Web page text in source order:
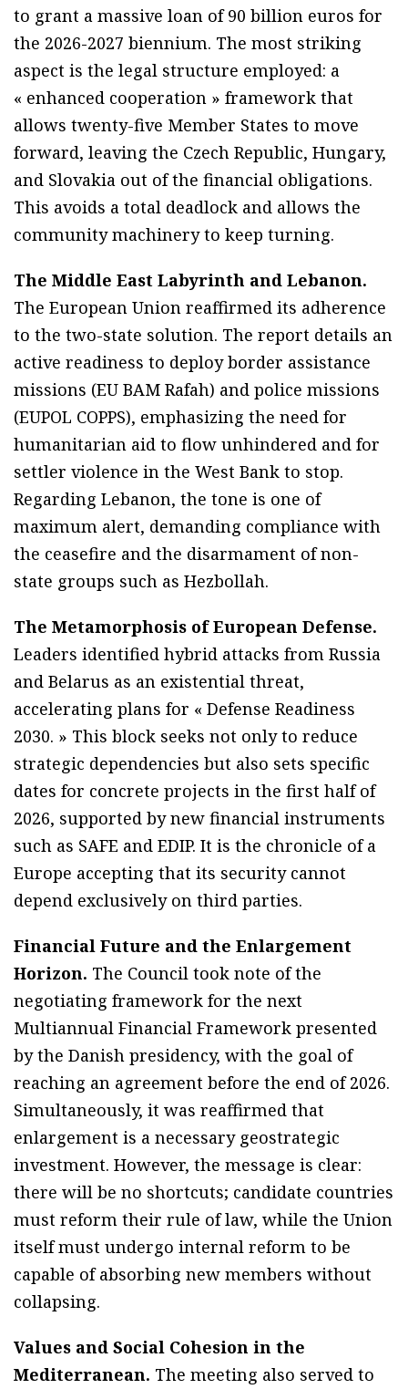
to grant a massive loan of 90 billion euros for
the 2026-2027 biennium. The most striking
aspect is the legal structure employed: a
« enhanced cooperation » framework that
allows twenty-five Member States to move
forward, leaving the Czech Republic, Hungary,
and Slovakia out of the financial obligations.
This avoids a total deadlock and allows the
community machinery to keep turning.
The Middle East Labyrinth and Lebanon.
The European Union reaffirmed its adherence
to the two-state solution. The report details an
active readiness to deploy border assistance
missions (EU BAM Rafah) and police missions
(EUPOL COPPS), emphasizing the need for
humanitarian aid to flow unhindered and for
settler violence in the West Bank to stop.
Regarding Lebanon, the tone is one of
maximum alert, demanding compliance with
the ceasefire and the disarmament of non-
state groups such as Hezbollah.
The Metamorphosis of European Defense.
Leaders identified hybrid attacks from Russia
and Belarus as an existential threat,
accelerating plans for « Defense Readiness
2030. » This block seeks not only to reduce
strategic dependencies but also sets specific
dates for concrete projects in the first half of
2026, supported by new financial instruments
such as SAFE and EDIP. It is the chronicle of a
Europe accepting that its security cannot
depend exclusively on third parties.
Financial Future and the Enlargement
Horizon. The Council took note of the
negotiating framework for the next
Multiannual Financial Framework presented
by the Danish presidency, with the goal of
reaching an agreement before the end of 2026.
Simultaneously, it was reaffirmed that
enlargement is a necessary geostrategic
investment. However, the message is clear:
there will be no shortcuts; candidate countries
must reform their rule of law, while the Union
itself must undergo internal reform to be
capable of absorbing new members without
collapsing.
Values and Social Cohesion in the
Mediterranean. The meeting also served to